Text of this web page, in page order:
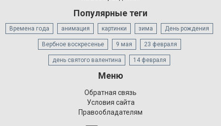
Популярные теги
Времена года анимация картинки зима День рождения
Вербное воскресенье 9 мая 23 февраля
день святого валентина 14 февраля
Меню
Обратная связь
Условия сайта
Правообладателям